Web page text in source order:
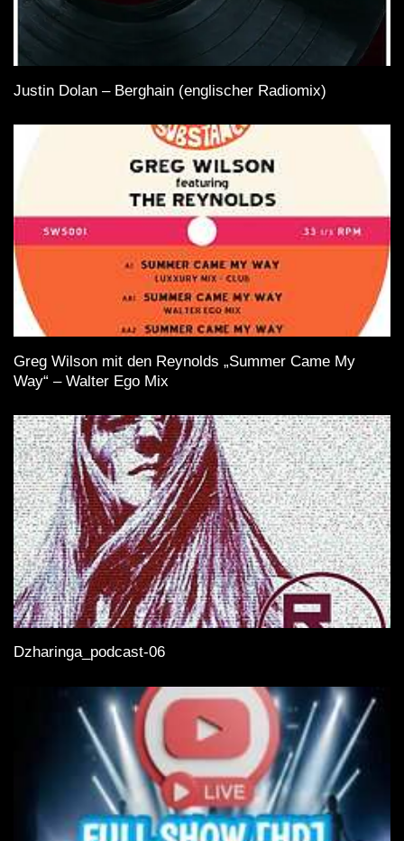
Justin Dolan – Berghain (englischer Radiomix)
Greg Wilson mit den Reynolds „Summer Came My
Way“ – Walter Ego Mix
Dzharinga_podcast-06